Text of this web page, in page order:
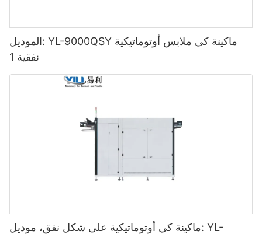
الموديل: YL-9000QSY ماكينة كي ملابس أوتوماتيكية
نفقية 1
ماكينة كي أوتوماتيكية على شكل نفق، موديل: YL-